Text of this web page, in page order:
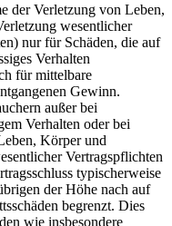
der Verletzung von Leben,
wesentlicher
nur für Schäden, die auf
Verhalten
für mittelbare
Gewinn.
außer bei
Verhalten oder bei
Körper und
Vertragspflichten
typischerweise
der Höhe nach auf
begrenzt. Dies
wie insbesondere